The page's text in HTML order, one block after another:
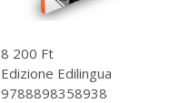
8 200 Ft
Edizione Edilingua
9788898358938